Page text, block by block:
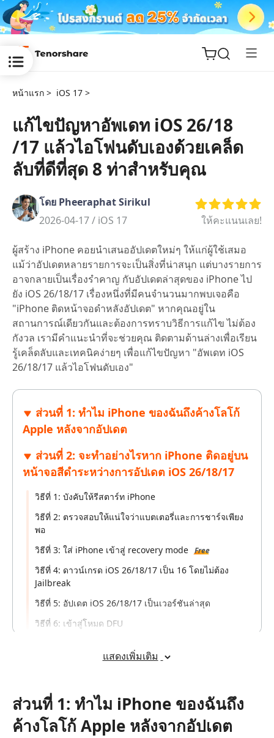
ReiBoot
for iOS
Tenorshare
PDNob
New
หน้าแรก > iOS 17 >
แก้ไขปัญหาอัพเดท iOS 26/18
/17 แล้วไอโฟนดับเองด้วยเคล็ด
ลับที่ดีที่สุด 8 ท่าสำหรับคุณ
โดย Pheeraphat Sirikul
2026-04-17 / iOS 17 ให้คะแนนเลย!
ผู้สร้าง iPhone คอยนำเสนออัปเดตใหม่ๆ ให้แก่ผู้ใช้เสมอ
แม้ว่าอัปเดตหลายรายการจะเป็นสิ่งที่น่าสนุก แต่บางรายการ
อาจกลายเป็นเรื่องรำคาญ กับอัปเดตล่าสุดของ iPhone ไป
ยัง iOS 26/18/17 เรื่องหนึ่งที่มีคนจำนวนมากพบเจอคือ
"iPhone ติดหน้าจอดำหลังอัปเดต" หากคุณอยู่ใน
สถานการณ์เดียวกันและต้องการทราบวิธีการแก้ไข ไม่ต้อง
กังวล เรามีคำแนะนำที่จะช่วยคุณ ติดตามด้านล่างเพื่อเรียน
รู้เคล็ดลับและเทคนิคง่ายๆ เพื่อแก้ไขปัญหา "อัพเดท iOS
26/18/17 แล้วไอโฟนดับเอง"
ส่วนที่ 1: ทำไม iPhone ของฉันถึงค้างโลโก้
Apple หลังจากอัปเดต
ส่วนที่ 2: จะทำอย่างไรหาก iPhone ติดอยู่บน
หน้าจอสีดำระหว่างการอัปเดต iOS 26/18/17
วิธีที่ 1: บังคับให้รีสตาร์ท iPhone
วิธีที่ 2: ตรวจสอบให้แน่ใจว่าแบตเตอรี่และการชาร์จเพียง
พอ
วิธีที่ 3: ใส่ iPhone เข้าสู่ recovery mode Free
วิธีที่ 4: ดาวน์เกรด iOS 26/18/17 เป็น 16 โดยไม่ต้อง
Jailbreak
วิธีที่ 5: อัปเดต iOS 26/18/17 เป็นเวอร์ชันล่าสุด
วิธีที่ 6: เข้าสู่โหมด DFU
ส่วนที่ 3: คลิกเดียวแก้ไขการอัปเดต iOS
บุคคลที่สาม
แสดงเพิ่มเติม
ส่วนที่ 1: ทำไม iPhone ของฉันถึง
ค้างโลโก้ Apple หลังจากอัปเดต